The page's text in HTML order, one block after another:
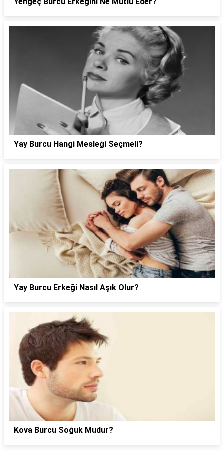
Yay Burcu Hangi Mesleği Seçmeli?
Yay Burcu Erkeği Nasıl Aşık Olur?
Kova Burcu Soğuk Mudur?